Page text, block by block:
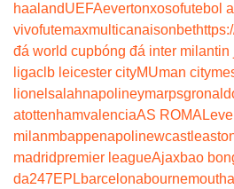
haalandUEFAevertonxosofutebol
vivofutemaxmulticanaisonbet
đá world cupbóng đá inter milantin
ligaclb leicester cityMUman city
lionel salahnapolineymarpsg
atottenhamvalenciaAS ROMA
milanmbappenapolinewcastle
madridpremier leagueAjaxbao
da247EPLbarcelonabournemouth